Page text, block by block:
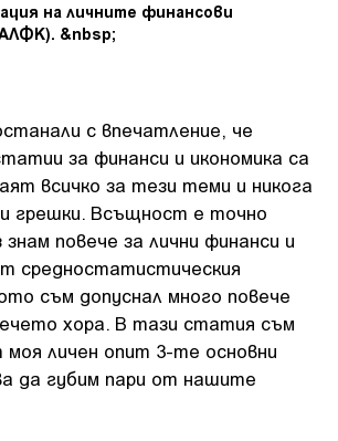
на личните финансови
&nbsp;
с впечатление, че
за финанси и икономика са
всичко за тези теми и никога
грешки. Всъщност е точно
повече за лични финанси и
средностатистическия
съм допуснал много повече
хора. В тази статия съм
моя личен опит 3-те основни
да губим пари от нашите